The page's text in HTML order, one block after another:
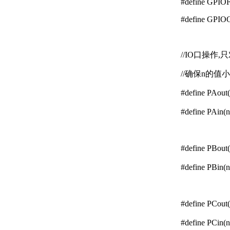
#define
//IO口操作,
//确保n的值
#define
#define
#define
#define
#define
#define